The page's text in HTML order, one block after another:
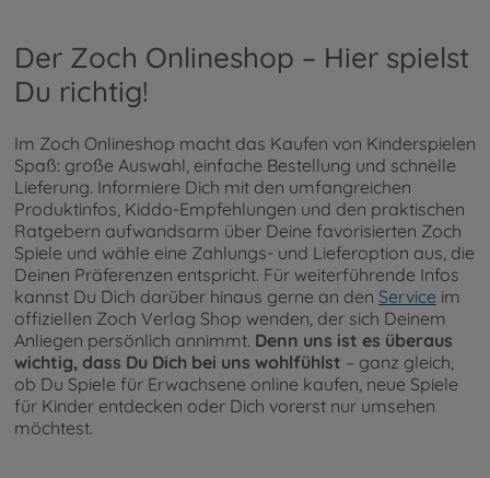
Der Zoch Onlineshop – Hier spielst
Du richtig!
Im Zoch Onlineshop macht das Kaufen von Kinderspielen
Spaß: große Auswahl, einfache Bestellung und schnelle
Lieferung. Informiere Dich mit den umfangreichen
Produktinfos, Kiddo-Empfehlungen und den praktischen
Ratgebern aufwandsarm über Deine favorisierten Zoch
Spiele und wähle eine Zahlungs- und Lieferoption aus, die
Deinen Präferenzen entspricht. Für weiterführende Infos
kannst Du Dich darüber hinaus gerne an den Service im
offiziellen Zoch Verlag Shop wenden, der sich Deinem
Anliegen persönlich annimmt. Denn uns ist es überaus
wichtig, dass Du Dich bei uns wohlfühlst – ganz gleich,
ob Du Spiele für Erwachsene online kaufen, neue Spiele
für Kinder entdecken oder Dich vorerst nur umsehen
möchtest.